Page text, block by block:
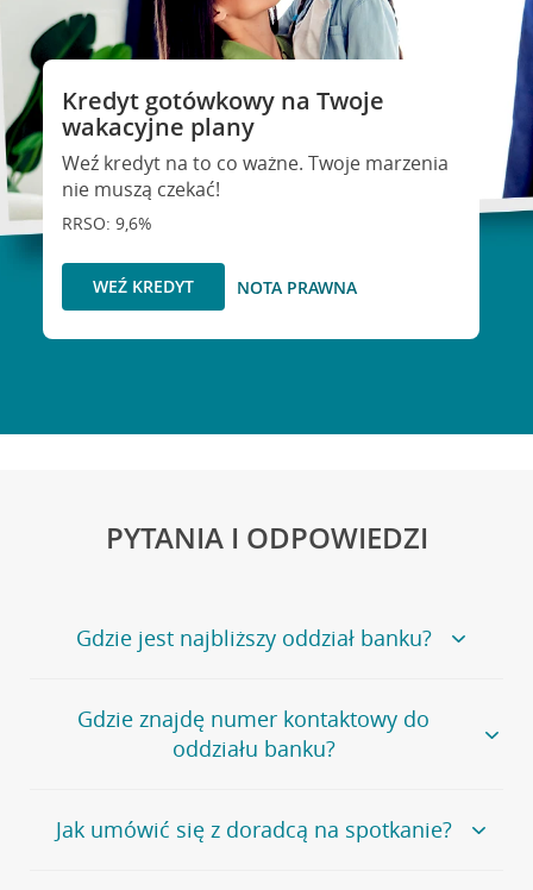
Kredyt gotówkowy na Twoje
wakacyjne plany
Weź kredyt na to co ważne. Twoje marzenia
nie muszą czekać!
RRSO: 9,6%
WEŹ KREDYT NOTA PRAWNA
PYTANIA I ODPOWIEDZI
Gdzie jest najbliższy oddział banku?
Jeśli szukasz oddziału naszego banku, zapraszamy na
stronęPlacówki i bankomaty, na której znajduje się
wygodna wyszukiwarka.
oddziałów
Gdzie znajdę numer kontaktowy do
oddziału banku?
Bank Credit Agricole nie udostępnia ogólnego numeru
telefonu do placówki bankowej.
Jak umówić się z doradcą na spotkanie?